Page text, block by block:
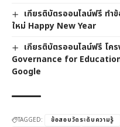
เกียรติบัตรออนไลน์ฟรี ทำ
ใหม่ Happy New Year
เกียรติบัตรออนไลน์ฟรี โค
Governance for
Google
TAGGED: ข้อสอบวัดระดับความรู้